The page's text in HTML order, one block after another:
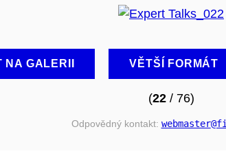
NA GALERII VĚTŠÍ FORMÁT
(22/ 76)
Odpovědný kontakt: webmaster@fi